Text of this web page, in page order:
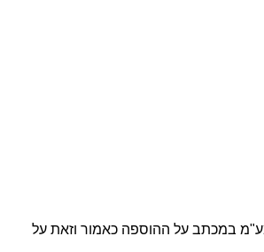
במכתב על ההוספה כאמור וזאת על